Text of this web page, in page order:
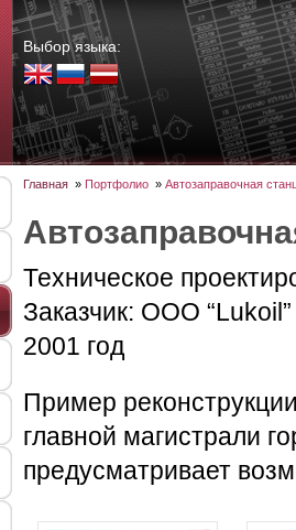
Выбор языка:
Главная » Портфолио » Автозаправочная
Техническое
Заказчик: ООО “Lukoil”
2001 год
Пример
главной магистрали
предусматривает